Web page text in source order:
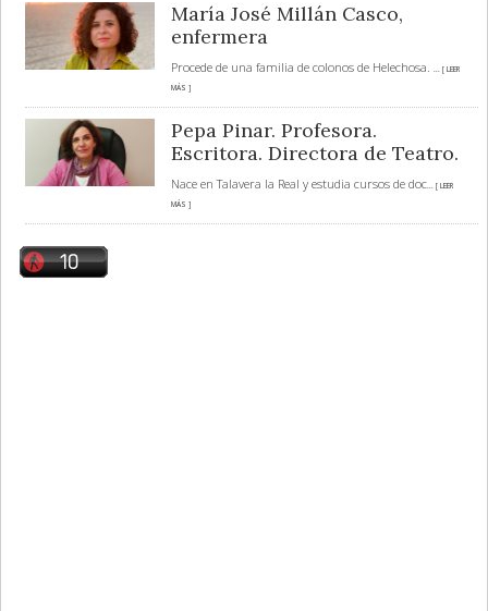
María José Millán Casco,
enfermera
Procede de una familia de colonos de Helechosa. ... [ LEER
MÁS ]
Pepa Pinar. Profesora.
Escritora. Directora de Teatro.
Nace en Talavera la Real y estudia cursos de doc... [ LEER
MÁS ]